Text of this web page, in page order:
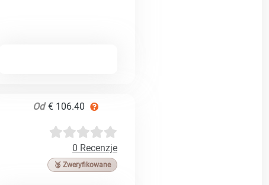
Od€ 106.40
0 Recenzje
🥉 Zweryfikowane